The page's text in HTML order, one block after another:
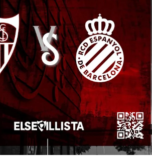
con el Sevilla FC por Alberto
con despidos y rechaza una
por el club
el fichaje de Robbie Ure